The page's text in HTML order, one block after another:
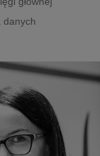
danych